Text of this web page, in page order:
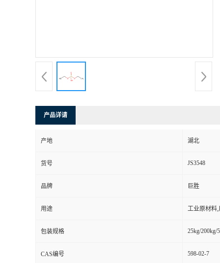
产品详请
产地 湖北
货号 JS3548
品牌 巨胜
用途 工业原材料
包装规格 25kg/200kg/
CAS编号 598-02-7